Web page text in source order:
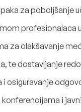
za poboljšanje
profesionalaca
za olakšavanje
te dostavljanje
osiguravanje
i